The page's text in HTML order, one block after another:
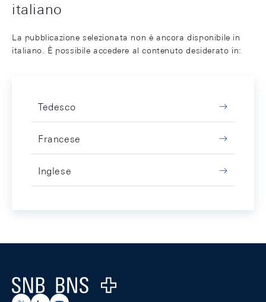
italiano
La pubblicazione selezionata non è ancora disponibile in
italiano. È possibile accedere al contenuto desiderato in:
Tedesco
Francese
Inglese
Logo